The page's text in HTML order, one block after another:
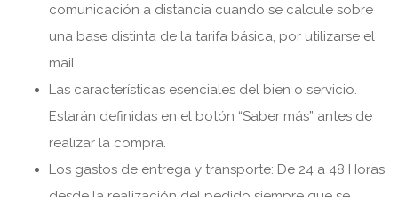
comunicación a distancia cuando se calcule sobre
una base distinta de la tarifa básica, por utilizarse el
mail.
Las características esenciales del bien o servicio.
Estarán definidas en el botón “Saber más” antes de
realizar la compra.
Los gastos de entrega y transporte: De 24 a 48 Horas